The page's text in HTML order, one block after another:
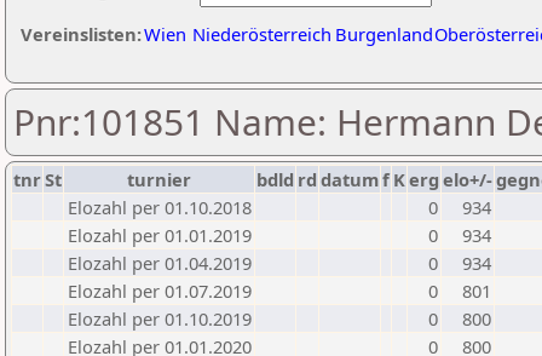
Vereinslisten:Wien Niederösterreich Burgenland
Pnr:101851 Name: Hermann
tnrSt turnier bdld rd datumf Kerg elo+/-
Elozahl per 01.10.2018
0
934
Elozahl per 01.01.2019
0
934
Elozahl per 01.04.2019
0
934
Elozahl per 01.07.2019
0
801
Elozahl per 01.10.2019
0
800
Elozahl per 01.01.2020
0
800